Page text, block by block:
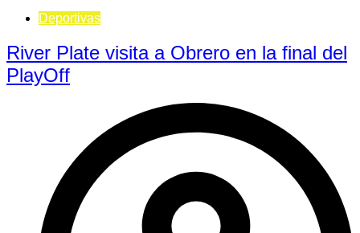
Deportivas
River Plate visita a Obrero en la final del
PlayOff